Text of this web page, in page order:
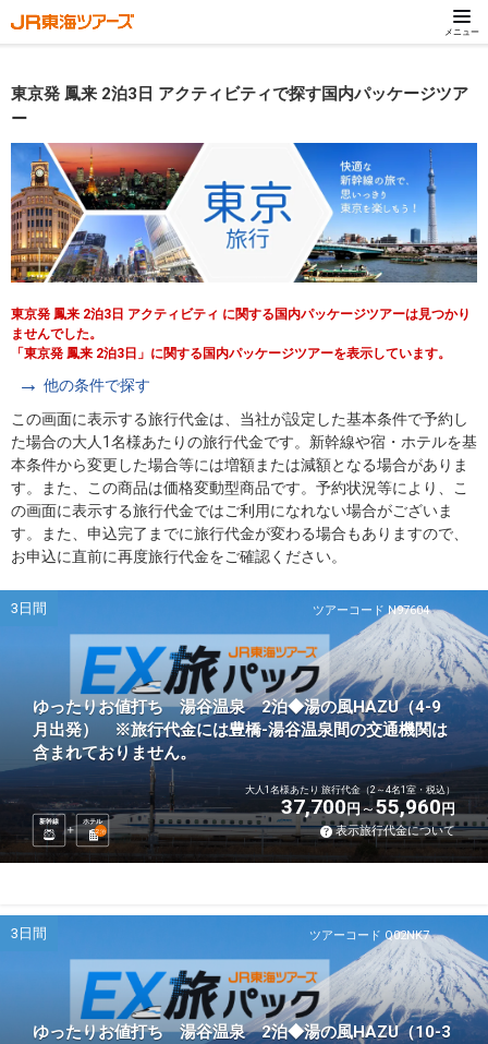
メニュー
東京発 鳳来 2泊3日 アクティビティで探す国内パッケージツア
ー
東京発 鳳来 2泊3日 アクティビティ に関する国内パッケージツアーは見つかり
ませんでした。
「東京発 鳳来 2泊3日」に関する国内パッケージツアーを表示しています。
他の条件で探す
この画面に表示する旅行代金は、当社が設定した基本条件で予約し
た場合の大人1名様あたりの旅行代金です。新幹線や宿・ホテルを基
本条件から変更した場合等には増額または減額となる場合がありま
す。また、この商品は価格変動型商品です。予約状況等により、こ
の画面に表示する旅行代金ではご利用になれない場合がございま
す。また、申込完了までに旅行代金が変わる場合もありますので、
お申込に直前に再度旅行代金をご確認ください。
ツアーコード N97604
3日間
ゆったりお値打ち 湯谷温泉 2泊◆湯の風HAZU（4-9
月出発） ※旅行代金には豊橋-湯谷温泉間の交通機関は
含まれておりません。
新幹線
ホテル
2泊
大人1名様あたり 旅行代金（2～4名1室・税込）
37,700円 55,960円
表示旅行代金について
ツアーコード Q02NK7
3日間
ゆったりお値打ち 湯谷温泉 2泊◆湯の風HAZU（10-3